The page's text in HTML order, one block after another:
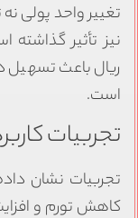
تغییر واحد پولی
نیز تأثیر گذاشته
ریال باعث تسهیل
است.
تجربیات
تجربیات نشان
کاهش تورم و